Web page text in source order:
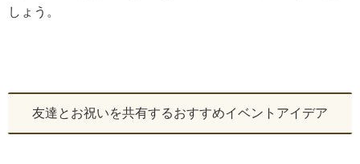
しょう。
友達とお祝いを共有するおすすめイベントアイデア